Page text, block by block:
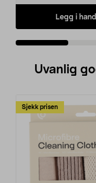
Legg i
Uvanlig
Sjekk prisen